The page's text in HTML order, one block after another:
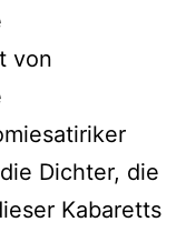
von
Dichter, die
Kabaretts